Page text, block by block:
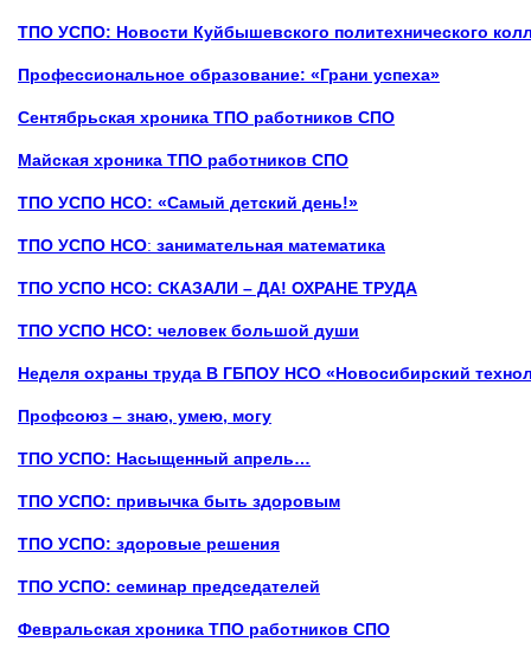
ТПО УСПО: Новости Куйбышевского политехнического
Профессиональное образование: «Грани успеха»
Сентябрьская хроника ТПО работников СПО
Майская хроника ТПО работников СПО
ТПО УСПО НСО: «Самый детский день!»
ТПО УСПО НСО: занимательная математика
ТПО УСПО НСО: СКАЗАЛИ – ДА! ОХРАНЕ ТРУДА
ТПО УСПО НСО: человек большой души
Неделя охраны труда В ГБПОУ НСО «Новосибирский
Профсоюз – знаю, умею, могу
ТПО УСПО: Насыщенный апрель…
ТПО УСПО: привычка быть здоровым
ТПО УСПО: здоровые решения
ТПО УСПО: семинар председателей
Февральская хроника ТПО работников СПО